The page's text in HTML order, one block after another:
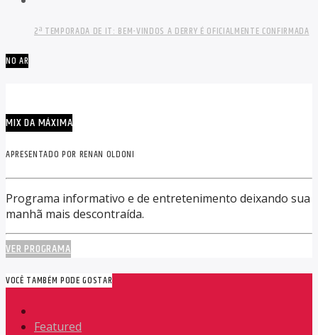
2ª TEMPORADA DE IT: BEM-VINDOS A DERRY É OFICIALMENTE CONFIRMADA
NO AR
MIX DA MÁXIMA
APRESENTADO POR RENAN OLDONI
Programa informativo e de entretenimento deixando sua
manhã mais descontraída.
VER PROGRAMA
VOCÊ TAMBÉM PODE GOSTAR
Featured